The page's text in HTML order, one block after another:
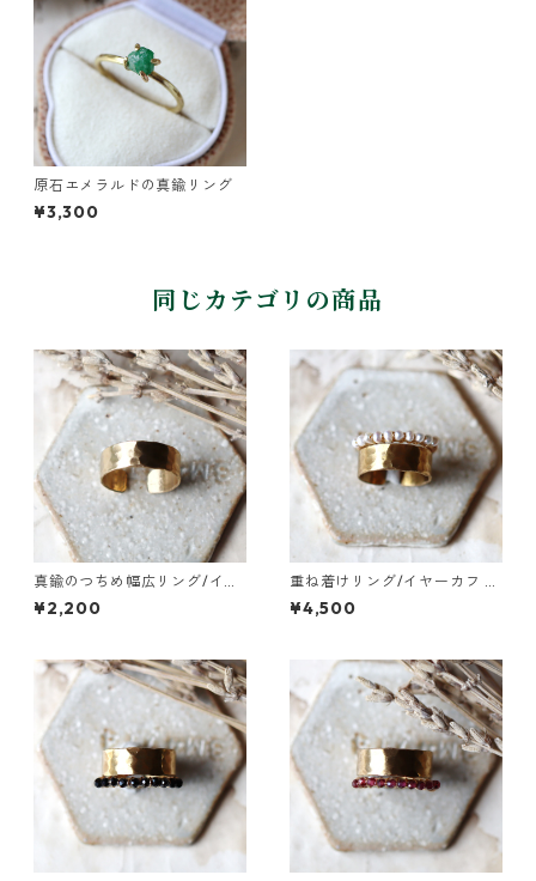
原石エメラルドの真鍮リング
¥3,300
同じカテゴリの商品
真鍮のつちめ幅広リング/イヤ
ーカフ
¥2,200
重ね着けリング/イヤーカフ 真
鍮つちめ幅広・ベビーパール
¥4,500